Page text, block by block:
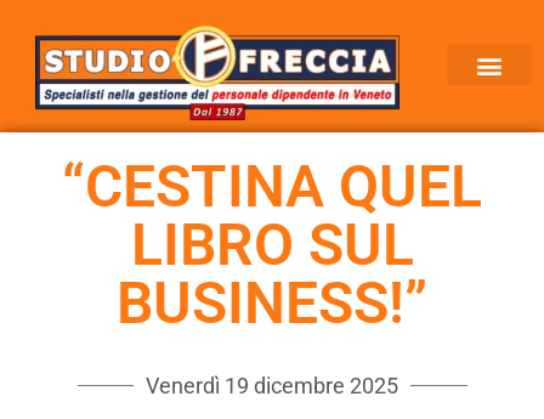
“CESTINA QUEL
LIBRO SUL
BUSINESS!”
Venerdì 19 dicembre 2025